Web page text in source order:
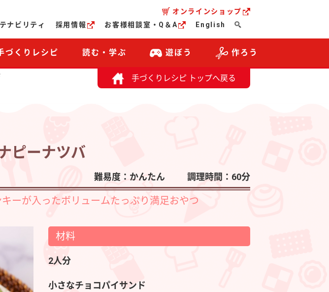
オンラインショップ
ナビリティ 採用情報 お客様相談室・Q＆A English
づくりレシピ 読む・学ぶ 遊ぼう 作ろう
手づくりレシピ トップへ戻る
ピーナツバ
難易度：かんたん 調理時間：60分
ーが入ったボリュームたっぷり満足おやつ
材料
2人分
小さなチョコパイサンド